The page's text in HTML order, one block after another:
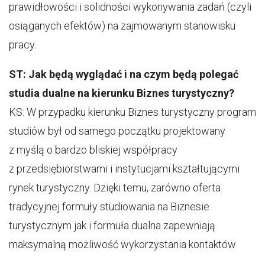
prawidłowości i solidności wykonywania zadań (czyli
osiąganych efektów) na zajmowanym stanowisku
pracy.
ST: Jak będą wyglądać i na czym będą polegać
studia dualne na kierunku Biznes turystyczny?
KS: W przypadku kierunku Biznes turystyczny program
studiów był od samego początku projektowany
z myślą o bardzo bliskiej współpracy
z przedsiębiorstwami i instytucjami kształtującymi
rynek turystyczny. Dzięki temu, zarówno oferta
tradycyjnej formuły studiowania na Biznesie
turystycznym jak i formuła dualna zapewniają
maksymalną możliwość wykorzystania kontaktów